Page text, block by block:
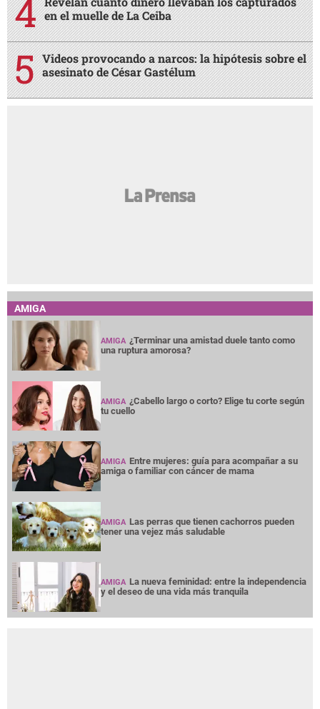
en el muelle de La Ceiba
Videos provocando a narcos: la hipótesis sobre el
asesinato de César Gastélum
AMIGA
AMIGA ¿Terminar una amistad duele tanto como
una ruptura amorosa?
AMIGA ¿Cabello largo o corto? Elige tu corte según
tu cuello
AMIGA Entre mujeres: guía para acompañar a su
amiga o familiar con cáncer de mama
AMIGA Las perras que tienen cachorros pueden
tener una vejez más saludable
AMIGA La nueva feminidad: entre la independencia
y el deseo de una vida más tranquila